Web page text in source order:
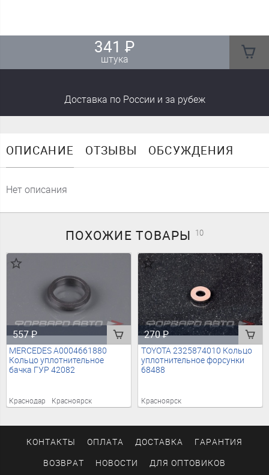
341₽
штука
Доставка по России и за рубеж
ОПИСАНИЕ ОТЗЫВЫ ОБСУЖДЕНИЯ
Нет описания
ПОХОЖИЕТОВАРЫ 10
557₽
MERCEDES A0004661880
Кольцо уплотнительное
бачка ГУР 42082
Краснодар Красноярск
270₽
TOYOTA 2325874010 Кольцо
уплотнительное форсунки
68488
Красноярск
КОНТАКТЫ ОПЛАТА ДОСТАВКА ГАРАНТИЯ
ВОЗВРАТ НОВОСТИ ДЛЯ ОПТОВИКОВ